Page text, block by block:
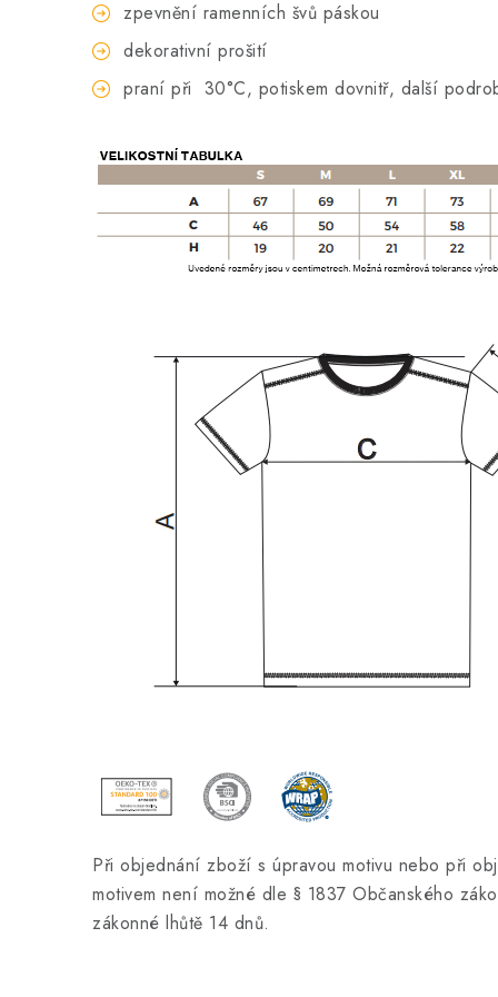
zpevnění ramenních švů páskou
dekorativní prošití
praní při 30°C, potiskem dovnitř, další
Při objednání zboží s úpravou motivu nebo při
motivem není možné dle § 1837 Občanského
zákonné lhůtě 14 dnů.